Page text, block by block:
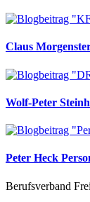
Claus
Wolf-Peter
Peter Heck
Berufsverband